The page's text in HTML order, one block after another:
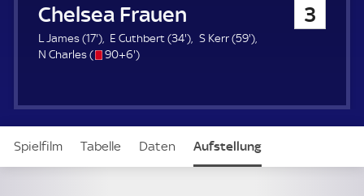
Chelsea Frauen
3
L James (17'1
7
t
e
) E Cuthbert (34'3
e
) S Kerr (59'5
t
e
)
N Charles (
s90+6'9
u
t
)
Spielfilm Tabelle Daten Aufstellung